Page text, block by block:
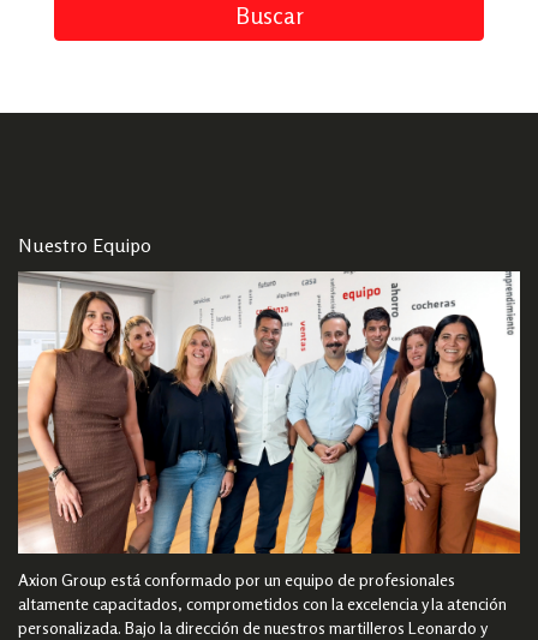
Buscar
Nuestro Equipo
Axion Group está conformado por un equipo de profesionales
altamente capacitados, comprometidos con la excelencia y la atención
personalizada. Bajo la dirección de nuestros martilleros Leonardo y